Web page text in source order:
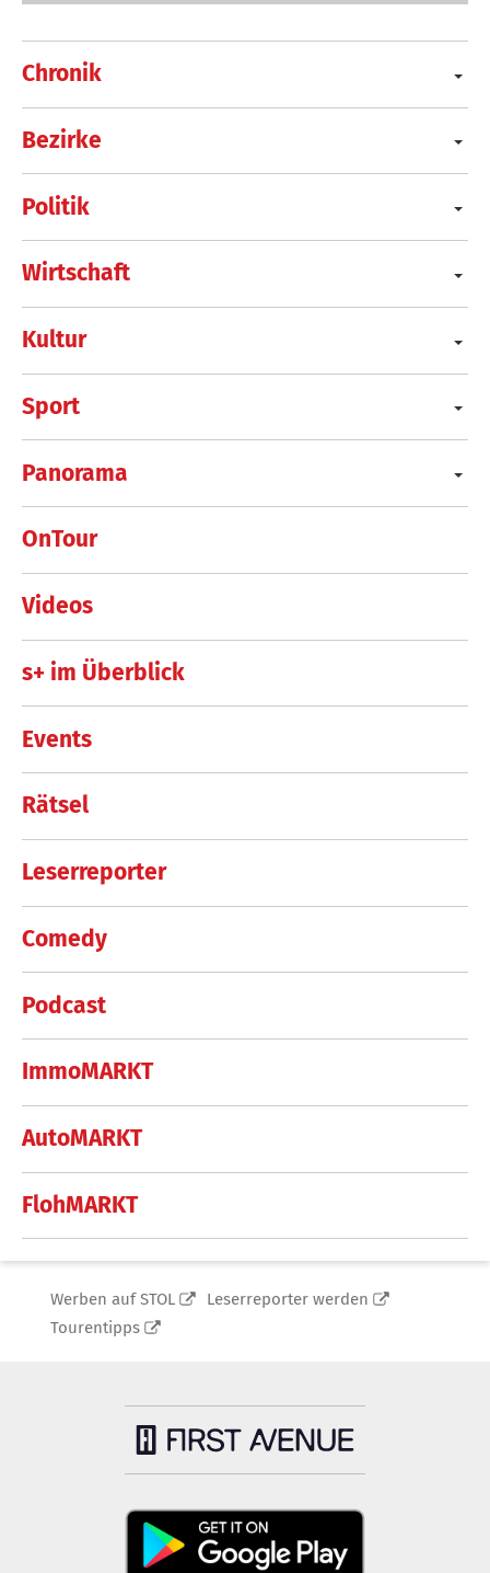
Chronik
Bezirke
Politik
Wirtschaft
Kultur
Sport
Panorama
OnTour
Videos
s+ im Überblick
Events
Rätsel
Leserreporter
Comedy
Podcast
ImmoMARKT
AutoMARKT
FlohMARKT
Werben auf STOL
Leserreporter werden
Tourentipps